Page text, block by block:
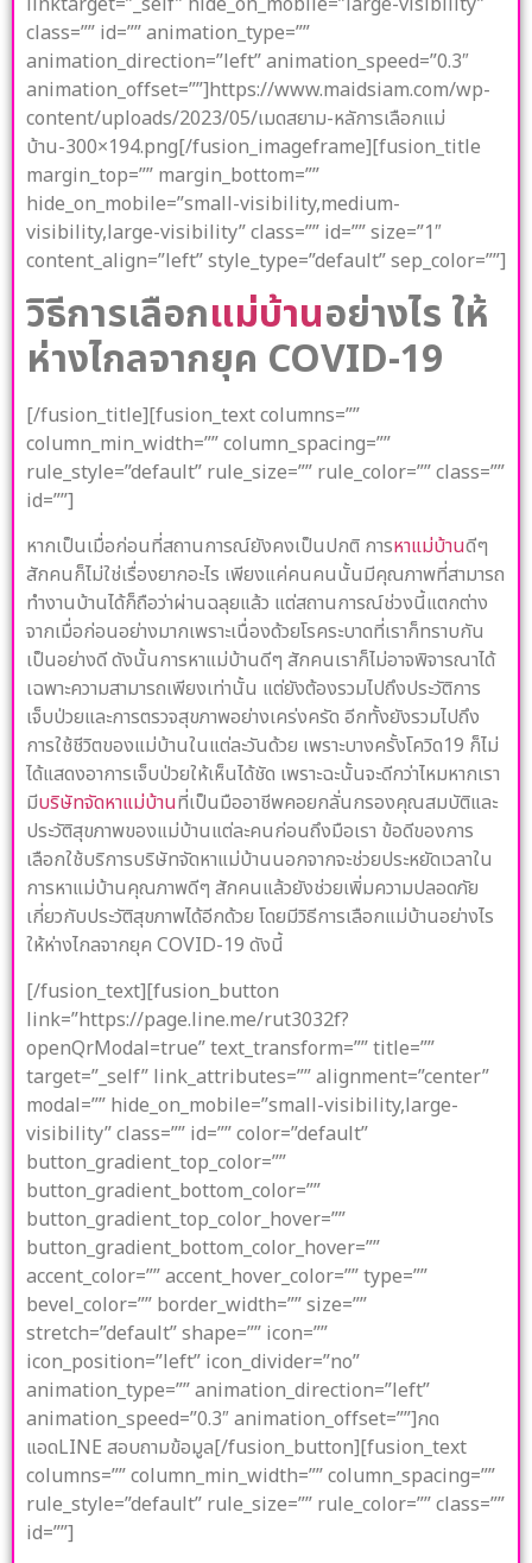
class=”” id=”” animation_type=””
animation_direction=”left” animation_speed=”0.3″
animation_offset=””]https://www.maidsiam.com/wp-
content/uploads/2023/05/เมดสยาม-หลัการเลือกแม่
บ้าน-300×194.png[/fusion_imageframe][fusion_title
margin_top=”” margin_bottom=””
hide_on_mobile=”small-visibility,medium-
visibility,large-visibility” class=”” id=”” size=”1″
content_align=”left” style_type=”default” sep_color=””]
วิธีการเลือกแม่บ้านอย่างไร ให้
ห่างไกลจากยุค COVID-19
[/fusion_title][fusion_text columns=””
column_min_width=”” column_spacing=””
rule_style=”default” rule_size=”” rule_color=”” class=””
id=””]
หากเป็นเมื่อก่อนที่สถานการณ์ยังคงเป็นปกติ การหาแม่บ้านดีๆ
สักคนก็ไม่ใช่เรื่องยากอะไร เพียงแค่คนคนนั้นมีคุณภาพที่สามารถ
ทำงานบ้านได้ก็ถือว่าผ่านฉลุยแล้ว แต่สถานการณ์ช่วงนี้แตกต่าง
จากเมื่อก่อนอย่างมากเพราะเนื่องด้วยโรคระบาดที่เราก็ทราบกัน
เป็นอย่างดี ดังนั้นการหาแม่บ้านดีๆ สักคนเราก็ไม่อาจพิจารณาได้
เฉพาะความสามารถเพียงเท่านั้น แต่ยังต้องรวมไปถึงประวัติการ
เจ็บป่วยและการตรวจสุขภาพอย่างเคร่งครัด อีกทั้งยังรวมไปถึง
การใช้ชีวิตของแม่บ้านในแต่ละวันด้วย เพราะบางครั้งโควิด19 ก็ไม่
ได้แสดงอาการเจ็บป่วยให้เห็นได้ชัด เพราะฉะนั้นจะดีกว่าไหมหากเรา
มีบริษัทจัดหาแม่บ้านที่เป็นมืออาชีพคอยกลั่นกรองคุณสมบัติและ
ประวัติสุขภาพของแม่บ้านแต่ละคนก่อนถึงมือเรา ข้อดีของการ
เลือกใช้บริการบริษัทจัดหาแม่บ้านนอกจากจะช่วยประหยัดเวลาใน
การหาแม่บ้านคุณภาพดีๆ สักคนแล้วยังช่วยเพิ่มความปลอดภัย
เกี่ยวกับประวัติสุขภาพได้อีกด้วย โดยมีวิธีการเลือกแม่บ้านอย่างไร
ให้ห่างไกลจากยุค COVID-19 ดังนี้
[/fusion_text][fusion_button
link=”https://page.line.me/rut3032f?
openQrModal=true” text_transform=”” title=””
target=”_self” link_attributes=”” alignment=”center”
modal=”” hide_on_mobile=”small-visibility,large-
visibility” class=”” id=”” color=”default”
button_gradient_top_color=””
button_gradient_bottom_color=””
button_gradient_top_color_hover=””
button_gradient_bottom_color_hover=””
accent_color=”” accent_hover_color=”” type=””
bevel_color=”” border_width=”” size=””
stretch=”default” shape=”” icon=””
icon_position=”left” icon_divider=”no”
animation_type=”” animation_direction=”left”
animation_speed=”0.3″ animation_offset=””]กด
แอดLINE สอบถามข้อมูล[/fusion_button][fusion_text
columns=”” column_min_width=”” column_spacing=””
rule_style=”default” rule_size=”” rule_color=”” class=””
id=””]